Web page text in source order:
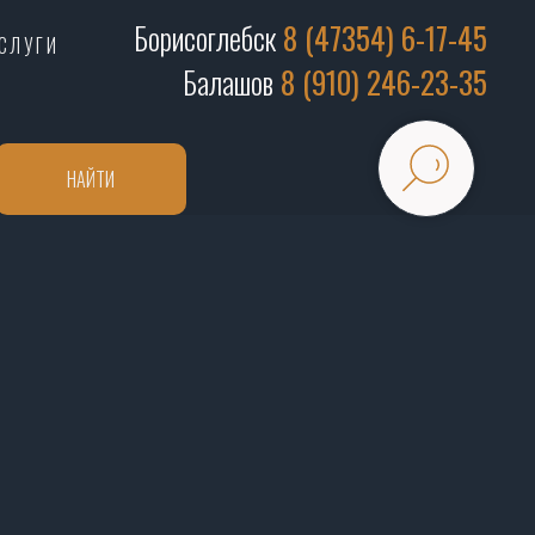
Борисоглебск8 (47354) 6-17-45
Балашов 8 (910) 246-23-35
НАЙТИ